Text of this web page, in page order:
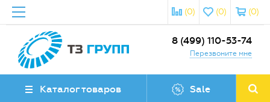
(0)
(0)
(0)
8 (499) 110-53-74
Перезвоните мне
Каталог товаров Sale